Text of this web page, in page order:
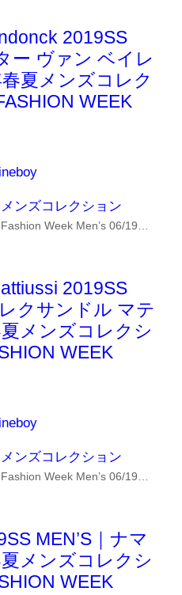
2019SS
ー ヴァン ベイレ
夏メンズコレク
WEEK
ンズコレクション
Week Men’s 06/19…
2019SS
クサンドル マテ
メンズコレクシ
WEEK
ンズコレクション
Week Men’s 06/19…
MEN’S｜ナマ
メンズコレクシ
WEEK